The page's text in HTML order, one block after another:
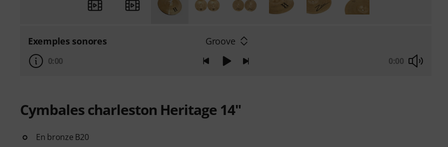
Exemples sonores Groove
0:00 0:00
Cymbales charleston Heritage 14"
En bronze B20